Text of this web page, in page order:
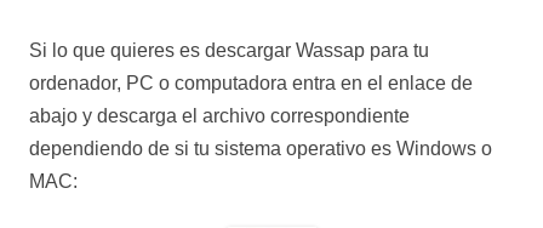
Si lo que quieres es descargar Wassap para tu
ordenador, PC o computadora entra en el enlace de
abajo y descarga el archivo correspondiente
dependiendo de si tu sistema operativo es Windows o
MAC: